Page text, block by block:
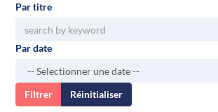
Par titre
Par date
Filtrer Réinitialiser